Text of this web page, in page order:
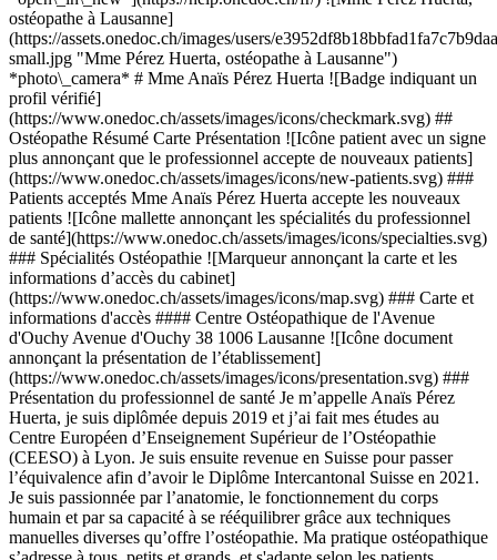
ostéopathe à Lausanne]
(https://assets.onedoc.ch/images/users/
small.jpg "Mme Pérez Huerta, ostéopathe à Lausanne")
*photo\_camera* # Mme Anaïs Pérez Huerta ![Badge indiquant un
profil vérifié]
(https://www.onedoc.ch/assets/images/icons/checkmark.svg) ##
Ostéopathe Résumé Carte Présentation ![Icône patient avec un signe
plus annonçant que le professionnel accepte de nouveaux patients]
(https://www.onedoc.ch/assets/images/icons/new-patients.svg) ###
Patients acceptés Mme Anaïs Pérez Huerta accepte les nouveaux
patients ![Icône mallette annonçant les spécialités du professionnel
de santé](https://www.onedoc.ch/assets/images/icons/specialties.svg)
### Spécialités Ostéopathie ![Marqueur annonçant la carte et les
informations d’accès du cabinet]
(https://www.onedoc.ch/assets/images/icons/map.svg) ### Carte et
informations d'accès #### Centre Ostéopathique de l'Avenue
d'Ouchy Avenue d'Ouchy 38 1006 Lausanne ![Icône document
annonçant la présentation de l’établissement]
(https://www.onedoc.ch/assets/images/icons/presentation.svg) ###
Présentation du professionnel de santé Je m’appelle Anaïs Pérez
Huerta, je suis diplômée depuis 2019 et j’ai fait mes études au
Centre Européen d’Enseignement Supérieur de l’Ostéopathie
(CEESO) à Lyon. Je suis ensuite revenue en Suisse pour passer
l’équivalence afin d’avoir le Diplôme Intercantonal Suisse en 2021.
Je suis passionnée par l’anatomie, le fonctionnement du corps
humain et par sa capacité à se rééquilibrer grâce aux techniques
manuelles diverses qu’offre l’ostéopathie. Ma pratique ostéopathique